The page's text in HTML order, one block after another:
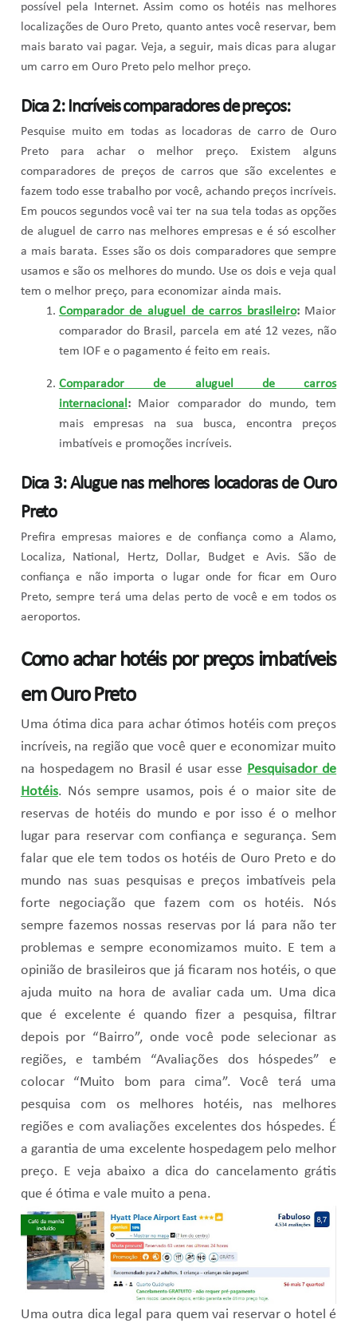
possível pela Internet. Assim como os hotéis nas melhores
localizações de Ouro Preto, quanto antes você reservar, bem
mais barato vai pagar. Veja, a seguir, mais dicas para alugar
um carro em Ouro Preto pelo melhor preço.
Dica 2: Incríveis comparadores de preços:
Pesquise muito em todas as locadoras de carro de Ouro
Preto para achar o melhor preço. Existem alguns
comparadores de preços de carros que são excelentes e
fazem todo esse trabalho por você, achando preços incríveis.
Em poucos segundos você vai ter na sua tela todas as opções
de aluguel de carro nas melhores empresas e é só escolher
a mais barata. Esses são os dois comparadores que sempre
usamos e são os melhores do mundo. Use os dois e veja qual
tem o melhor preço, para economizar ainda mais.
Comparador de aluguel de carros brasileiro:Maior
comparador do Brasil, parcela em até 12 vezes, não
tem IOF e o pagamento é feito em reais.
Comparador de aluguel de carros
internacional: Maior comparador do mundo, tem
mais empresas na sua busca, encontra preços
imbatíveis e promoções incríveis.
Dica 3: Alugue nas melhores locadoras de Ouro
Preto
Prefira empresas maiores e de confiança como a Alamo,
Localiza, National, Hertz, Dollar, Budget e Avis. São de
confiança e não importa o lugar onde for ficar em Ouro
Preto, sempre terá uma delas perto de você e em todos os
aeroportos.
Como achar hotéis por preços imbatíveis
em Ouro Preto
Uma ótima dica para achar ótimos hotéis com preços
incríveis, na região que você quer e economizar muito
na hospedagem no Brasil é usar esse Pesquisador de
Hotéis. Nós sempre usamos, pois é o maior site de
reservas de hotéis do mundo e por isso é o melhor
lugar para reservar com confiança e segurança. Sem
falar que ele tem todos os hotéis de Ouro Preto e do
mundo nas suas pesquisas e preços imbatíveis pela
forte negociação que fazem com os hotéis. Nós
sempre fazemos nossas reservas por lá para não ter
problemas e sempre economizamos muito. E tem a
opinião de brasileiros que já ficaram nos hotéis, o que
ajuda muito na hora de avaliar cada um. Uma dica
que é excelente é quando fizer a pesquisa, filtrar
depois por “Bairro”, onde você pode selecionar as
regiões, e também “Avaliações dos hóspedes” e
colocar “Muito bom para cima”. Você terá uma
pesquisa com os melhores hotéis, nas melhores
regiões e com avaliações excelentes dos hóspedes. É
a garantia de uma excelente hospedagem pelo melhor
preço. E veja abaixo a dica do cancelamento grátis
que é ótima e vale muito a pena.
Uma outra dica legal para quem vai reservar o hotel é